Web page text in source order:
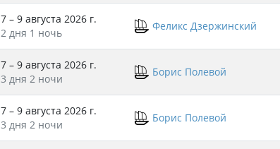
7 – 9 августа 2026 г.
2 дня 1 ночь
Феликс Дзержинский
7 – 9 августа 2026 г.
3 дня 2 ночи
Борис Полевой
7 – 9 августа 2026 г.
3 дня 2 ночи
Борис Полевой